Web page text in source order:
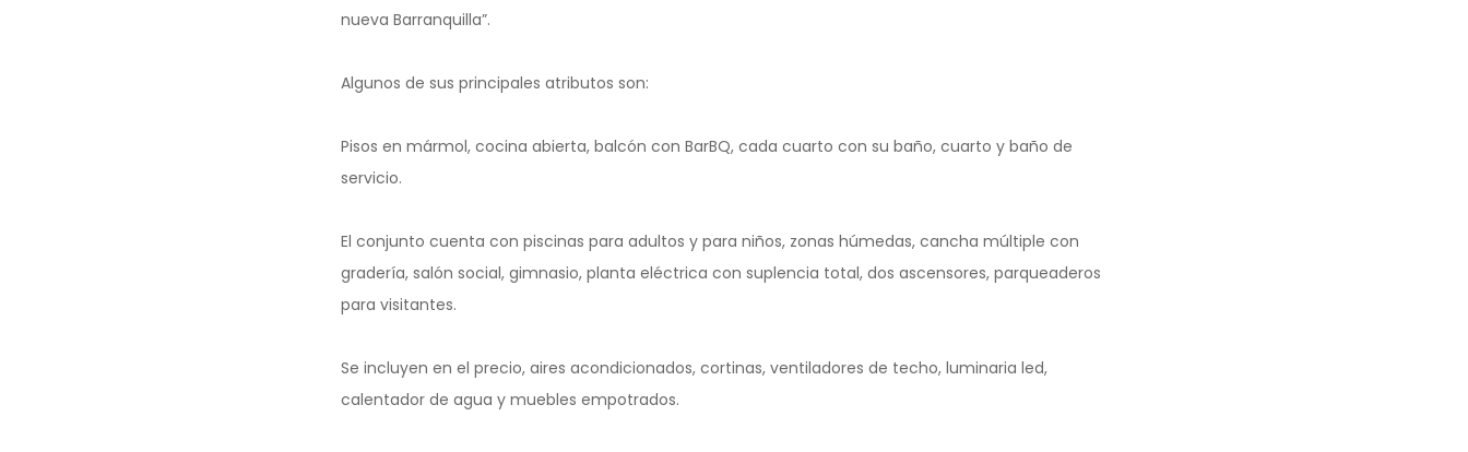
nueva Barranquilla”.
Algunos de sus principales atributos son:
Pisos en mármol, cocina abierta, balcón con BarBQ, cada cuarto con su baño, cuarto y baño de
servicio.
El conjunto cuenta con piscinas para adultos y para niños, zonas húmedas, cancha múltiple con
gradería, salón social, gimnasio, planta eléctrica con suplencia total, dos ascensores, parqueaderos
para visitantes.
Se incluyen en el precio, aires acondicionados, cortinas, ventiladores de techo, luminaria led,
calentador de agua y muebles empotrados.